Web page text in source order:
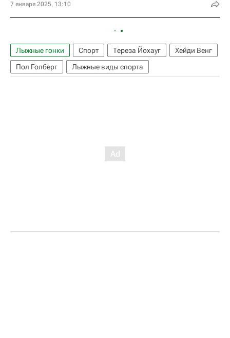
7 января 2025, 13:10
Лыжные гонки Спорт Тереза Йохауг
Хейди Венг
Пол Голберг
Лыжные виды спорта